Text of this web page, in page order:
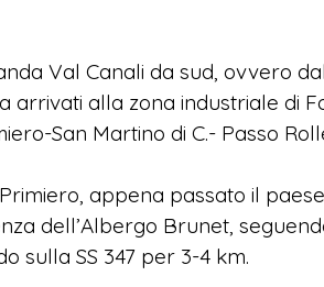
Val Canali da sud, ovvero
arrivati alla zona industriale di
San Martino di C.- Passo
appena passato il
dell’Albergo Brunet,
sulla SS 347 per 3-4 km.